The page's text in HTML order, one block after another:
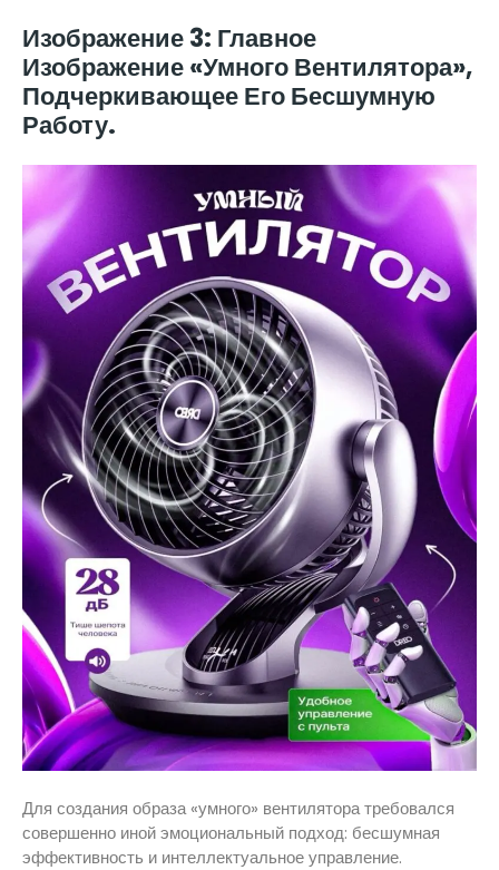
Изображение 3: Главное
Изображение «Умного Вентилятора»,
Подчеркивающее Его Бесшумную
Работу.
Для создания образа «умного» вентилятора требовался
совершенно иной эмоциональный подход: бесшумная
эффективность и интеллектуальное управление.